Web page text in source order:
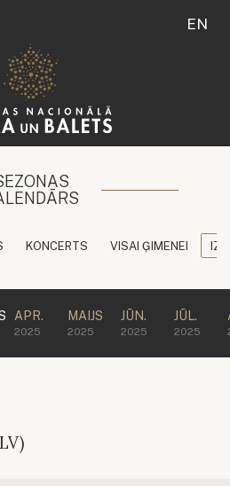
EN
KONCERTS VISAI ĢIMENEI
APR.
2025
MAIJS
2025
JŪN.
2025
JŪL.
2025